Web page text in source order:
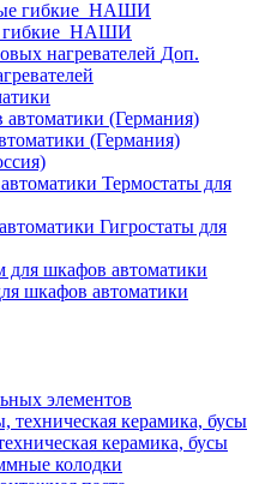
гибкие_НАШИ
Доп.
(Германия)
Термостаты для
Гигростаты для
шкафов автоматики
элементов
керамика, бусы
колодки